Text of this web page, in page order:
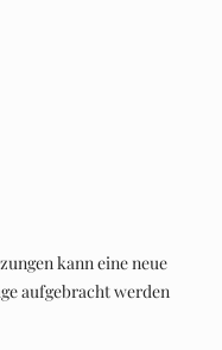
kann eine neue
aufgebracht werden